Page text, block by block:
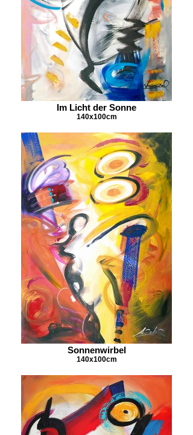
Im Licht der Sonne
140x100cm
Sonnenwirbel
140x100cm